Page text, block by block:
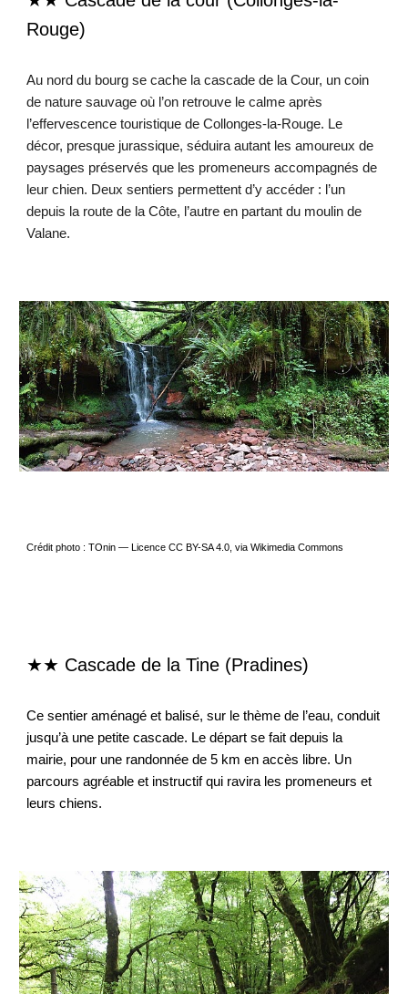
Rouge)
Au nord du bourg se cache la cascade de la Cour, un coin
de nature sauvage où l’on retrouve le calme après
l’effervescence touristique de Collonges-la-Rouge. Le
décor, presque jurassique, séduira autant les amoureux de
paysages préservés que les promeneurs accompagnés de
leur chien. Deux sentiers permettent d’y accéder : l’un
depuis la route de la Côte, l’autre en partant du moulin de
Valane.
Crédit photo : TOnin — Licence CC BY-SA 4.0, via Wikimedia Commons
★★ Cascade de la Tine (Pradines)
Ce sentier aménagé et balisé, sur le thème de l’eau, conduit
jusqu’à une petite cascade. Le départ se fait depuis la
mairie, pour une randonnée de 5 km en accès libre. Un
parcours agréable et instructif qui ravira les promeneurs et
leurs chiens.